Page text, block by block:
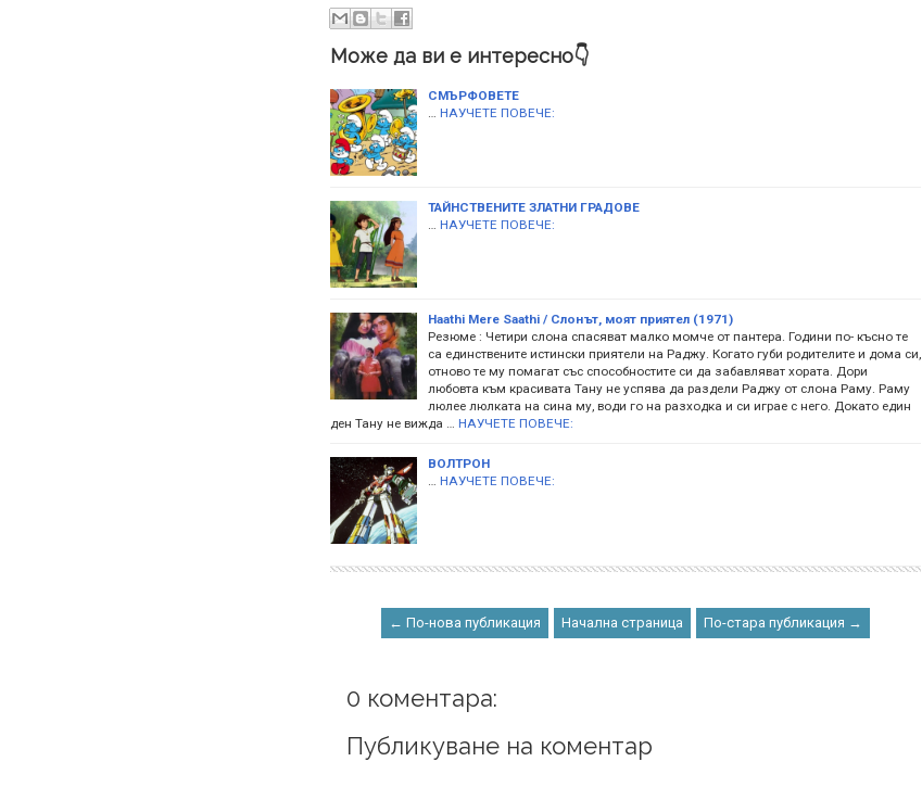
Може да ви е интересно👇
СМЪРФОВЕТЕ
… НАУЧЕТЕ ПОВЕЧЕ:
ТАЙНСТВЕНИТЕ ЗЛАТНИ ГРАДОВЕ
… НАУЧЕТЕ ПОВЕЧЕ:
Haathi Mere Saathi / Слонът, моят приятел (1971)
Резюме : Четири слона спасяват малко момче от пантера. Години по- късно те
са единствените истински приятели на Раджу. Когато губи родителите и дома си,
отново те му помагат със способностите си да забавляват хората. Дори
любовта към красивата Тану не успява да раздели Раджу от слона Раму. Раму
люлее люлката на сина му, води го на разходка и си играе с него. Докато един
ден Тану не вижда … НАУЧЕТЕ ПОВЕЧЕ:
ВОЛТРОН
… НАУЧЕТЕ ПОВЕЧЕ:
← По-нова публикация Начална страница По-стара публикация →
0 коментара:
Публикуване на коментар